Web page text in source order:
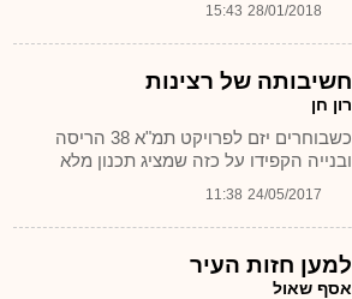
28/01/2018
15:43
חשיבותה של רצינות
רון חן
כשבוחרים יזם לפרויקט תמ"א 38 הריסה
ובנייה הקפידו על כזה שמציג תכנון מלא
24/05/2017
11:38
למען חזות העיר
אסף שאול